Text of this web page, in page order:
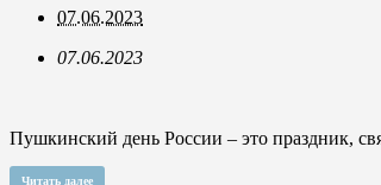
07.06.2023
07.06.2023
Пушкинский день России – это праздник,
Читать далее